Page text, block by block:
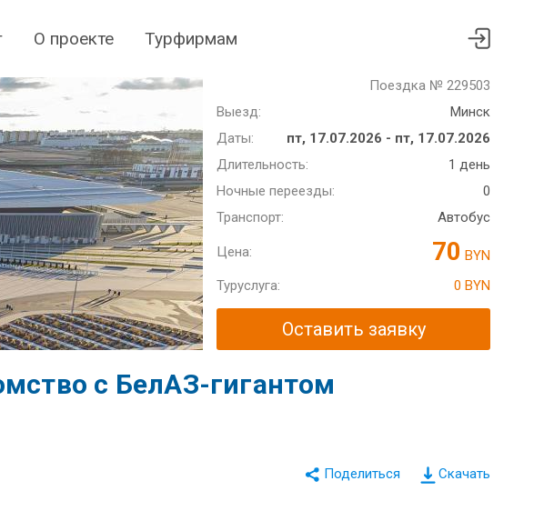
О проекте Турфирмам
Поездка № 229503
Выезд:
Минск
Даты:
пт, 17.07.2026 - пт, 17.07.2026
Длительность:
1 день
Ночные переезды:
0
Транспорт:
Автобус
Цена: 70 BYN
Туруслуга:
0 BYN
Оставить заявку
с БелАЗ-гигантом
Скачать